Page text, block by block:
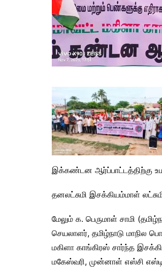
இக்கண்டன ஆர்ப்பாட்டத்திற்கு
தனலட்சுமி இசக்கியம்மாள்
மேலும் க. பெருமாள் சாமி
செயலாளர், தமிழ்நாடு மாநில
மகிளா காங்கிரஸ் சார்ந்த
மகேஸ்வரி, முன்னாள் எஸ்சி